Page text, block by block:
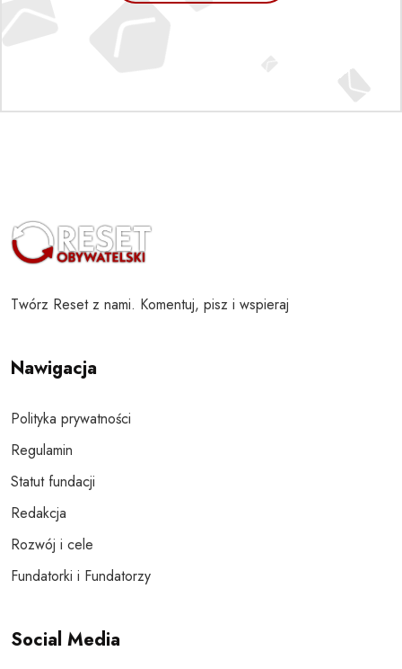
Twórz Reset z nami. Komentuj, pisz i wspieraj
Nawigacja
Polityka prywatności
Regulamin
Statut fundacji
Redakcja
Rozwój i cele
Fundatorki i Fundatorzy
Social Media